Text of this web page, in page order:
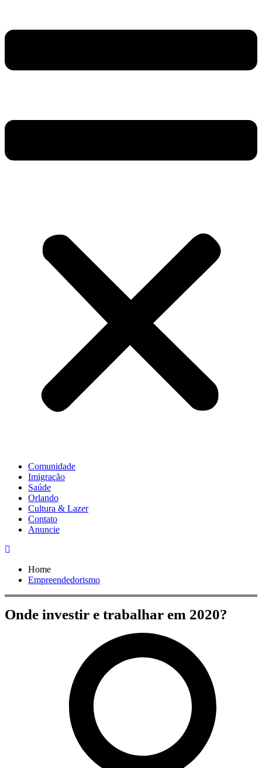
Comunidade
Imigração
Saúde
Orlando
Cultura & Lazer
Contato
Anuncie
Home
Empreendedorismo
Onde investir e trabalhar em 2020?